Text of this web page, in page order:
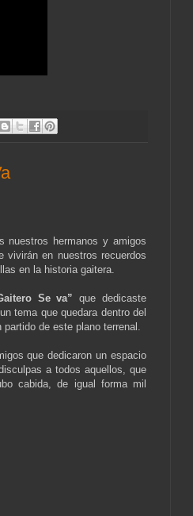
nuestros hermanos y amigos
vivirán en nuestros recuerdos
en la historia gaitera.
Se va”
que dedicaste
tema que quedara dentro del
de este plano terrenal.
que dedicaron un espacio
a todos aquellos, que
cabida, de igual forma mil